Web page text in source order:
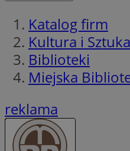
Katalog firm
Kultura i Sztuka
Biblioteki
Miejska
reklama